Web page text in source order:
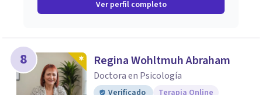
Ver perfil completo
8 Regina Wohltmuh Abraham
Doctora en Psicología
Verificado Terapia Online